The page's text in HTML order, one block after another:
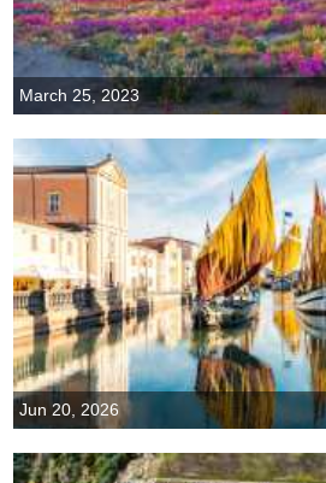
March 25, 2023
Jun 20, 2026